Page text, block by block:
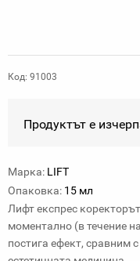
Код: 91003
Продуктът е
Марка: LIFT
Опаковка: 15 мл
Лифт експрес
моментално (в течение
постига ефект, сравним